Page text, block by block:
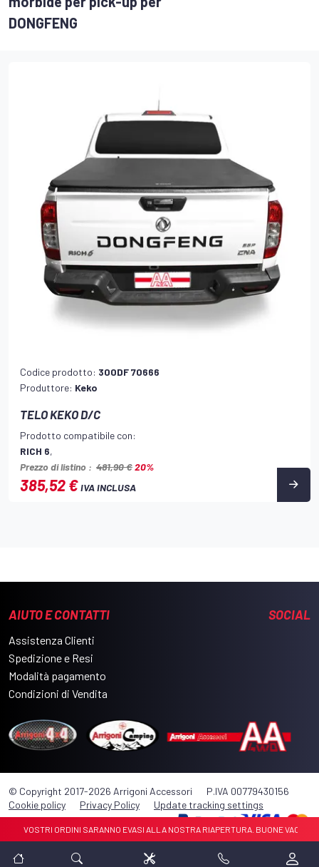
DONGFENG
Codice prodotto: 300DF 70666
Produttore: Keko
TELO KEKO D/C
Prodotto compatibile con:
RICH 6,
Prezzo di listino : 481,90 €20%
385,52 €IVA INCLUSA
AIUTO E CONTATTI
Assistenza Clienti
Spedizione e Resi
Modalità pagamento
Condizioni di Vendita
SOCIAL
© Copyright 2017-2026 Arrigoni Accessori
P.IVA 00779430156
Cookie policy
Privacy Policy Update tracking settings
. I VOSTRI ORDINI SARANNO EVASI ALLA NOSTRA RIAPERTURA. BUONE